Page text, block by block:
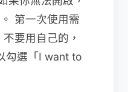
第一次使用需
要用自己的，
勾選「I want to